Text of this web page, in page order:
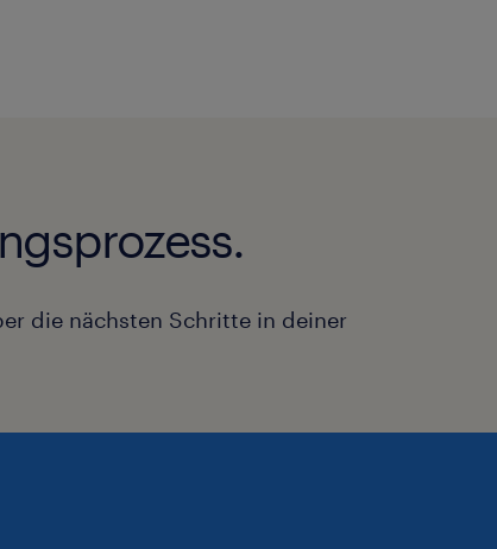
die nächsten Schritte in deiner